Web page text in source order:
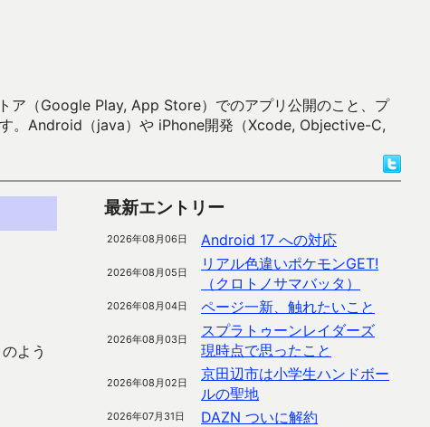
ア（Google Play, App Store）でのアプリ公開のこと、プ
。Android（java）や iPhone開発（Xcode, Objective-C,
よう
最新エントリー
2026年08月06日 Android 17 への対応
2026年08月05日
リアル色違いポケモンGET!
（クロトノサマバッタ）
2026年08月04日 ページ一新、触れたいこと
2026年08月03日
スプラトゥーンレイダーズ
現時点で思ったこと
2026年08月02日
京田辺市は小学生ハンドボー
ルの聖地
2026年07月31日
DAZN ついに解約